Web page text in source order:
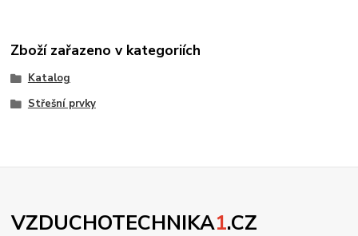
Zboží zařazeno v kategoriích
Katalog
Střešní prvky
VZDUCHOTECHNIKA1.CZ